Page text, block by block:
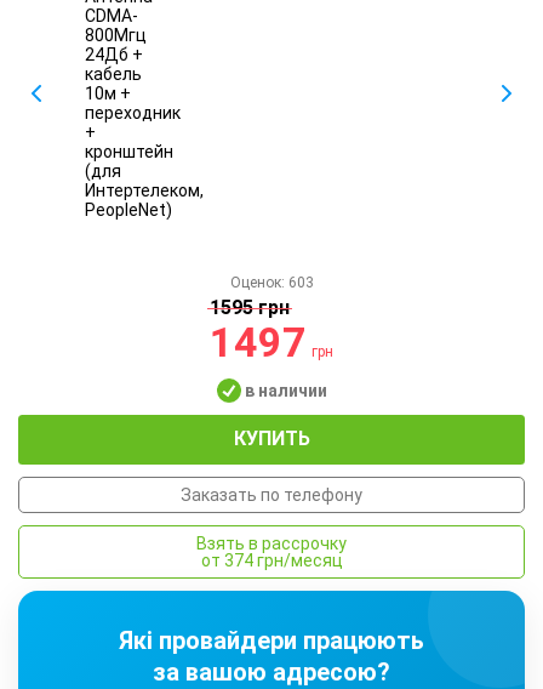
Оценок: 603
1595 грн
1497грн
в наличии
КУПИТЬ
Заказать по телефону
Взять в рассрочку
от 374 грн/месяц
Які провайдери працюють
за вашою адресою?